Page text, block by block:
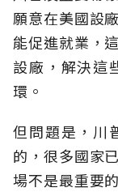
願意在美國設
能促進就業，
設廠，解決這
環。
但問題是，川
的，很多國家
場不是最重要